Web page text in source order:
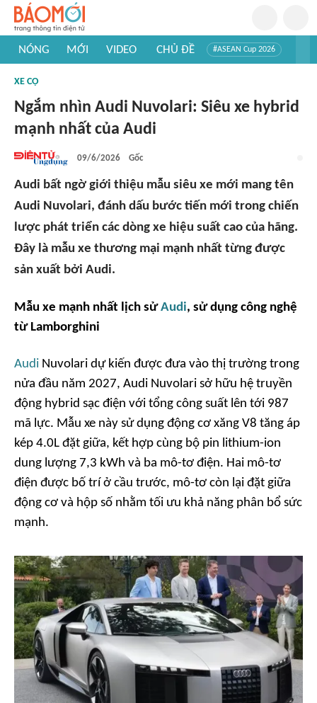
NÓNG MỚI VIDEO CHỦ ĐỀ #ASEAN Cup 2026
#Khám phá thế giới
XE CỘ
Ngắm nhìn Audi Nuvolari: Siêu xe hybrid
mạnh nhất của Audi
09/6/2026 Gốc
Audi bất ngờ giới thiệu mẫu siêu xe mới mang tên
Audi Nuvolari, đánh dấu bước tiến mới trong chiến
lược phát triển các dòng xe hiệu suất cao của hãng.
Đây là mẫu xe thương mại mạnh nhất từng được
sản xuất bởi Audi.
Mẫu xe mạnh nhất lịch sửAudi, sử dụng công nghệ
từ Lamborghini
Audi Nuvolari dự kiến được đưa vào thị trường trong
nửa đầu năm 2027, Audi Nuvolari sở hữu hệ truyền
động hybrid sạc điện với tổng công suất lên tới 987
mã lực. Mẫu xe này sử dụng động cơ xăng V8 tăng áp
kép 4.0L đặt giữa, kết hợp cùng bộ pin lithium-ion
dung lượng 7,3 kWh và ba mô-tơ điện. Hai mô-tơ
điện được bố trí ở cầu trước, mô-tơ còn lại đặt giữa
động cơ và hộp số nhằm tối ưu khả năng phân bổ sức
mạnh.